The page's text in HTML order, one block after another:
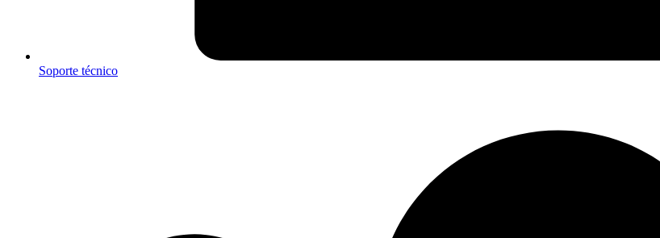
Soporte técnico